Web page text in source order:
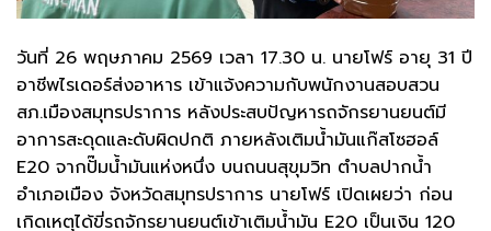
วันที่ 26 พฤษภาคม 2569 เวลา 17.30 น. นายโฟร์ อายุ 31 ปี
อาชีพไรเดอร์ส่งอาหาร เข้าแจ้งความกับพนักงานสอบสวน
สภ.เมืองสมุทรปราการ หลังประสบปัญหารถจักรยานยนต์มี
อาการสะดุดและดับผิดปกติ ภายหลังเติมน้ำมันแก๊สโซฮอล์
E20 จากปั๊มน้ำมันแห่งหนึ่ง บนถนนสุขุมวิท ตำบลปากน้ำ
อำเภอเมือง จังหวัดสมุทรปราการ นายโฟร์ เปิดเผยว่า ก่อน
เกิดเหตุได้ขี่รถจักรยานยนต์เข้าเติมน้ำมัน E20 เป็นเงิน 120